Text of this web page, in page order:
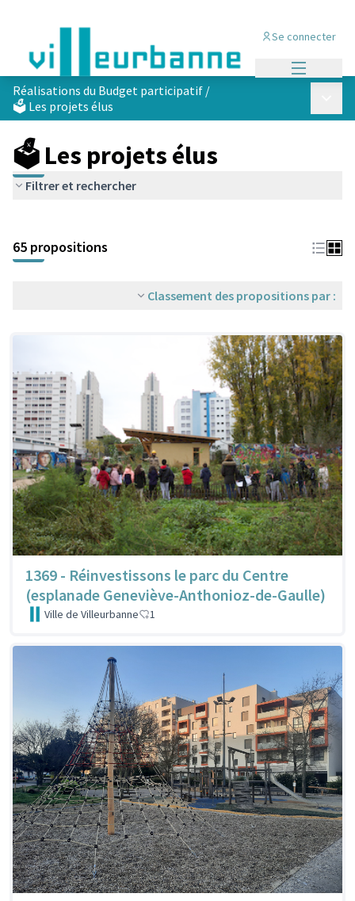
Se connecter
Réalisations du Budget participatif /
🗳️ Les projets élus
🗳️ Les projets élus
Filtrer et rechercher
+
−
65 propositions
Classement des propositions par :
1369 - Réinvestissons le parc du Centre
(esplanade Geneviève-Anthonioz-de-Gaulle)
Ville de Villeurbanne 1